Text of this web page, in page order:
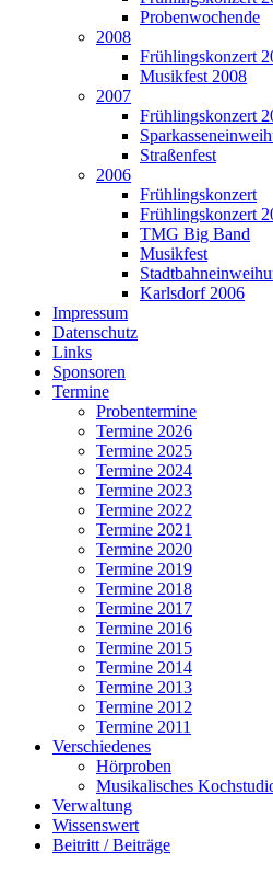
Probenwochende
2008
Frühlingskonzert
Musikfest 2008
2007
Frühlingskonzert
Straßenfest
2006
Frühlingskonzert
Frühlingskonzert
TMG Big Band
Musikfest
Karlsdorf 2006
Impressum
Datenschutz
Links
Sponsoren
Termine
Probentermine
Termine 2026
Termine 2025
Termine 2024
Termine 2023
Termine 2022
Termine 2021
Termine 2020
Termine 2019
Termine 2018
Termine 2017
Termine 2016
Termine 2015
Termine 2014
Termine 2013
Termine 2012
Termine 2011
Verschiedenes
Hörproben
Musikalisches
Verwaltung
Wissenswert
Beitritt / Beiträge